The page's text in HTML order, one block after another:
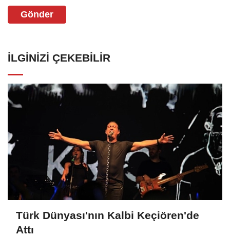
Gönder
İLGINIZI ÇEKEBILIR
Türk Dünyası'nın Kalbi Keçiören'de
Attı